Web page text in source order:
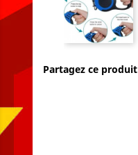
Partagez ce produit